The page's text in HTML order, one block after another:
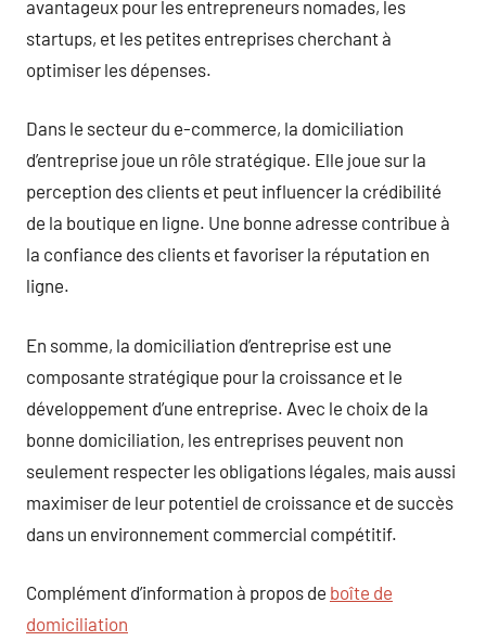
avantageux pour les entrepreneurs nomades, les
startups, et les petites entreprises cherchant à
optimiser les dépenses.
Dans le secteur du e-commerce, la domiciliation
d’entreprise joue un rôle stratégique. Elle joue sur la
perception des clients et peut influencer la crédibilité
de la boutique en ligne. Une bonne adresse contribue à
la confiance des clients et favoriser la réputation en
ligne.
En somme, la domiciliation d’entreprise est une
composante stratégique pour la croissance et le
développement d’une entreprise. Avec le choix de la
bonne domiciliation, les entreprises peuvent non
seulement respecter les obligations légales, mais aussi
maximiser de leur potentiel de croissance et de succès
dans un environnement commercial compétitif.
Complément d’information à propos de boîte de
domiciliation